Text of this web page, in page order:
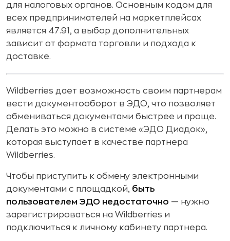
для налоговых органов. Основным кодом для
всех предпринимателей на маркетплейсах
является 47.91, а выбор дополнительных
зависит от формата торговли и подхода к
доставке.
Wildberries дает возможность своим партнерам
вести документооборот в ЭДО, что позволяет
обмениваться документами быстрее и проще.
Делать это можно в системе «ЭДО Диадок»,
которая выступает в качестве партнера
Wildberries.
Чтобы приступить к обмену электронными
документами с площадкой, быть
пользователем ЭДО недостаточно — нужно
зарегистрироваться на Wildberries и
подключиться к личному кабинету партнера.